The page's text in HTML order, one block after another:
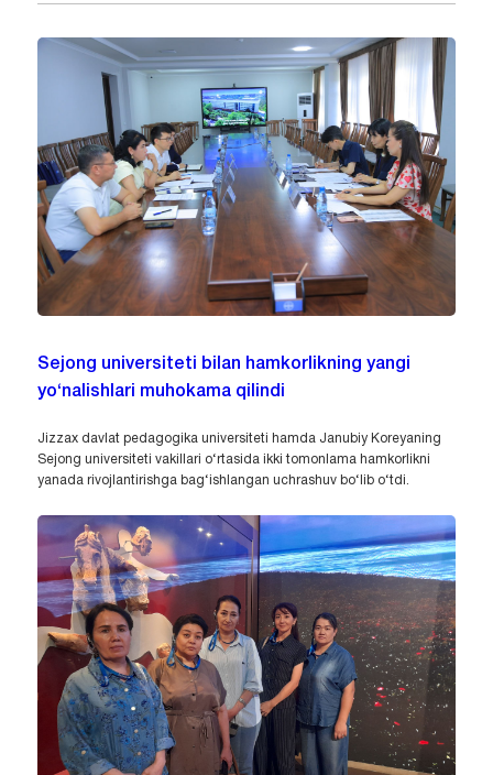
Sejong universiteti bilan hamkorlikning yangi
yo‘nalishlari muhokama qilindi
Jizzax davlat pedagogika universiteti hamda Janubiy Koreyaning
Sejong universiteti vakillari o‘rtasida ikki tomonlama hamkorlikni
yanada rivojlantirishga bag‘ishlangan uchrashuv bo‘lib o‘tdi.